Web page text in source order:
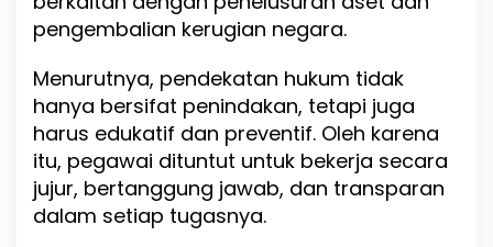
pengembalian kerugian negara.
Menurutnya, pendekatan hukum tidak
hanya bersifat penindakan, tetapi juga
harus edukatif dan preventif. Oleh karena
itu, pegawai dituntut untuk bekerja secara
jujur, bertanggung jawab, dan transparan
dalam setiap tugasnya.